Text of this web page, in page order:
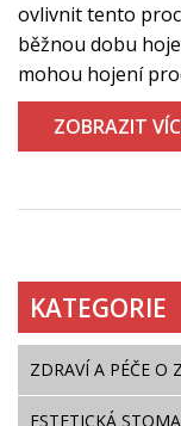
ovlivnit tento
běžnou dobu
mohou hojení
své nové
ZOBRAZIT
KATEGORIE
ZDRAVÍ A PÉČE O
ESTETICKÁ